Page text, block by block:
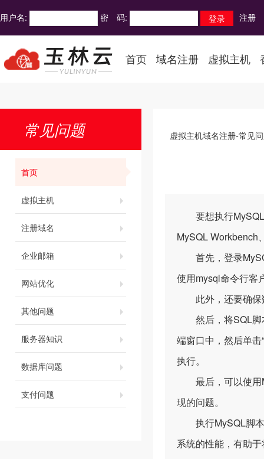
用户名: 密 码: 注册
首页 域名注册 虚拟主机
常见问题
首页
虚拟主机
注册域名
企业邮箱
网站优化
其他问题
服务器知识
数据库问题
支付问题
虚拟主机域名注册-常见
要想执行MySQL
MySQL Workbench
首先，登录
使用mysql命令行客
此外，还要确保
然后，将SQL脚
端窗口中，然后单
执行。
最后，可以使用
现的问题。
执行MySQL脚本
系统的性能，有助